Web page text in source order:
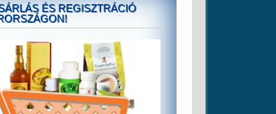
ÉS REGISZTRÁCIÓ